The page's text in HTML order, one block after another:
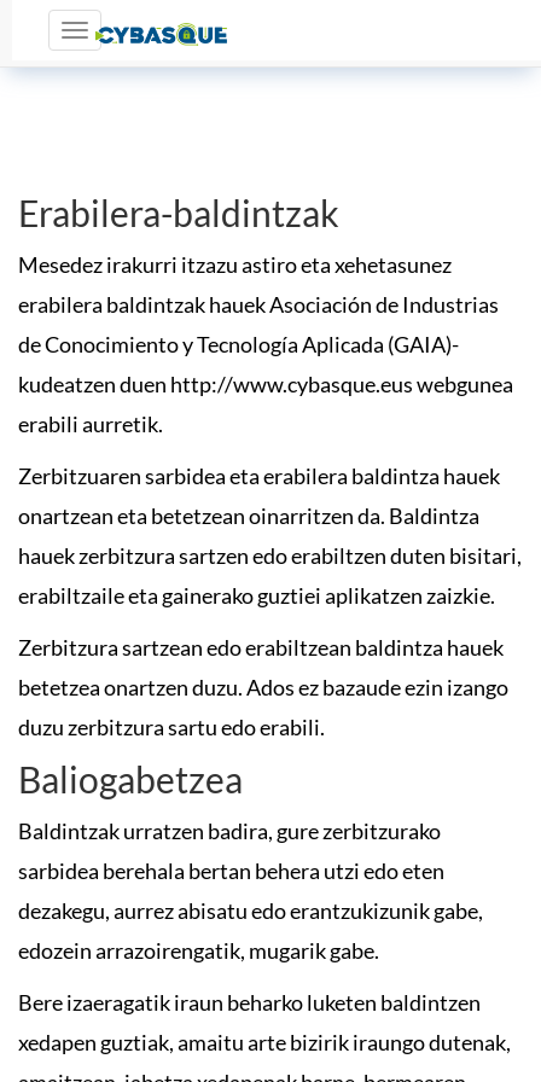
Toggle navigation
Erabilera-baldintzak
Mesedez irakurri itzazu astiro eta xehetasunez
erabilera baldintzak hauek Asociación de Industrias
de Conocimiento y Tecnología Aplicada (GAIA)-
kudeatzen duen http://www.cybasque.eus webgunea
erabili aurretik.
Zerbitzuaren sarbidea eta erabilera baldintza hauek
onartzean eta betetzean oinarritzen da. Baldintza
hauek zerbitzura sartzen edo erabiltzen duten bisitari,
erabiltzaile eta gainerako guztiei aplikatzen zaizkie.
Zerbitzura sartzean edo erabiltzean baldintza hauek
betetzea onartzen duzu. Ados ez bazaude ezin izango
duzu zerbitzura sartu edo erabili.
Baliogabetzea
Baldintzak urratzen badira, gure zerbitzurako
sarbidea berehala bertan behera utzi edo eten
dezakegu, aurrez abisatu edo erantzukizunik gabe,
edozein arrazoirengatik, mugarik gabe.
Bere izaeragatik iraun beharko luketen baldintzen
xedapen guztiak, amaitu arte bizirik iraungo dutenak,